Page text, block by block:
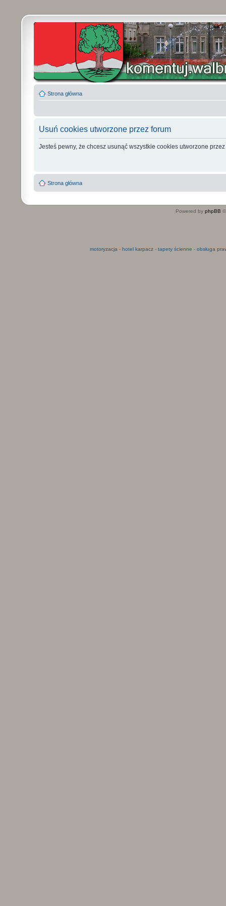
Strona główna
Usuń cookies utworzone przez forum
Jesteś pewny, że chcesz usunąć wszystkie cookies utworzone
Strona główna
Powered by phpBB
motoryzacja - hotel karpacz- tapety ścienne - obsługa